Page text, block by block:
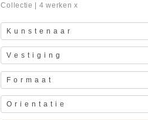
Collectie | 4 werken x